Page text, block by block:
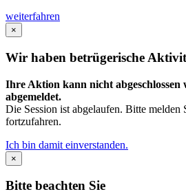
weiterfahren
×
Wir haben betrügerische
Ihre Aktion kann nicht abgeschlossen
abgemeldet.
Die Session ist abgelaufen. Bitte melden
fortzufahren.
Ich bin damit einverstanden.
×
Bitte beachten Sie